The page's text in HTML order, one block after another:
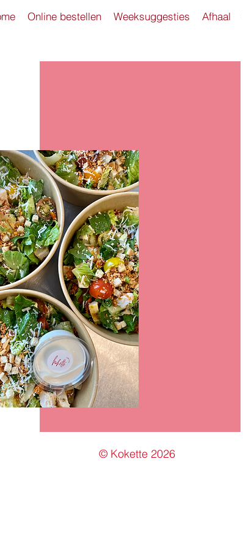
Online bestellen Weeksuggesties Afhaal
© Kokette 2026